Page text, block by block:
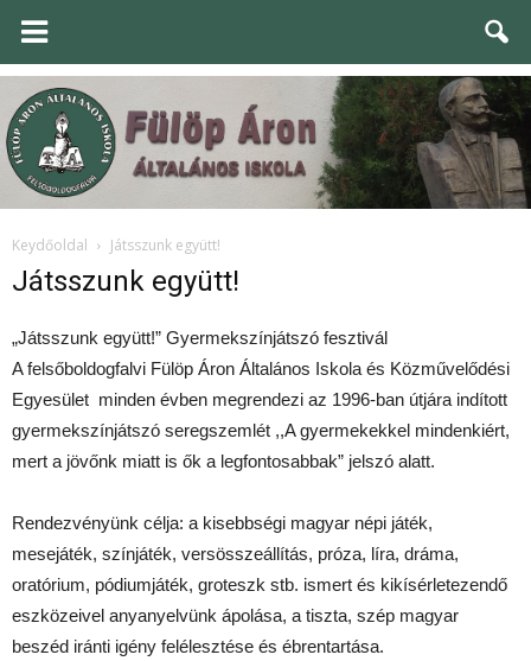
Keydőoldal Játsszunk együtt!
Játsszunk együtt!
„Játsszunk együtt!” Gyermekszínjátszó fesztivál
A felsőboldogfalvi Fülöp Áron Általános Iskola és Közművelődési
Egyesület minden évben megrendezi az 1996-ban útjára indított
gyermekszínjátszó seregszemlét ,,A gyermekekkel mindenkiért,
mert a jövőnk miatt is ők a legfontosabbak” jelszó alatt.
Rendezvényünk célja: a kisebbségi magyar népi játék,
mesejáték, színjáték, versösszeállítás, próza, líra, dráma,
oratórium, pódiumjáték, groteszk stb. ismert és kikísérletezendő
eszközeivel anyanyelvünk ápolása, a tiszta, szép magyar
beszéd iránti igény felélesztése és ébrentartása.